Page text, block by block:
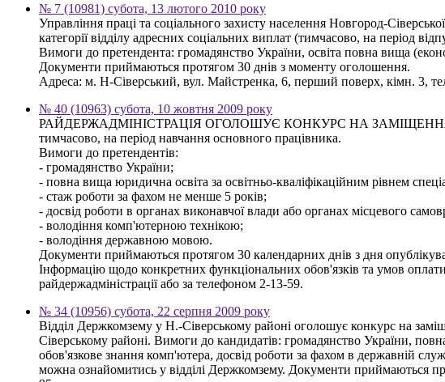
№ 7 (10981) субота, 13 лютого 2010 року
Управління праці та соціального захисту населення Новгород-
категорії відділу адресних соціальних виплат (тимчасово, на період
Вимоги до претендента: громадянство України, освіта повна вища
Документи приймаються протягом 30 днів з моменту оголошення.
Адреса: м. Н-Сіверський, вул. Майстренка, 6, перший поверх, кімн. 3,
№ 40 (10963) субота, 10 жовтня 2009 року
РАЙДЕРЖАДМІНІСТРАЦІЯ ОГОЛОШУЄ КОНКУРС НА
тимчасово, на період навчання основного працівника.
Вимоги до претендентів:
- громадянство України;
- повна вища юридична освіта за освітньо-кваліфікаційним рівнем
- стаж роботи за фахом не менше 5 років;
- досвід роботи в органах виконавчої влади або органах місцевого
- володіння комп'ютерною технікою;
- володіння державною мовою.
Документи приймаються протягом 30 календарних днів з дня
Інформацію щодо конкретних функціональних обов'язків та умов
райдержадміністрації або за телефоном 2-13-59.
№ 34 (10956) субота, 22 серпня 2009 року
Відділ Держкомзему у Н.-Сіверському районі оголошує конкурс на
Сіверському районі. Вимоги до кандидатів: громадянство України,
обов'язкове знання комп'ютера, досвід роботи за фахом в державній
можна ознайомитись у відділі Держкомзему. Документи приймаються